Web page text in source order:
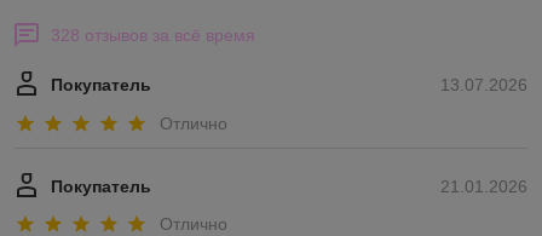
328 отзывов за всё время
13.07.2026
Покупатель
Отлично
21.01.2026
Покупатель
Отлично